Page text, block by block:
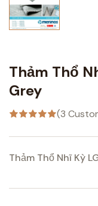
Thảm Thổ
Grey
(3
Thảm Thổ Nhĩ Kỳ